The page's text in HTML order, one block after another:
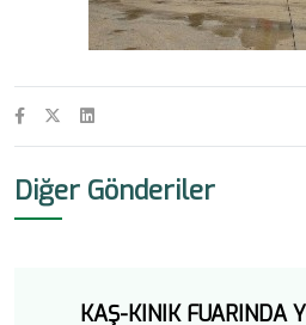
Diğer Gönderiler
KAŞ-KINIK FUARINDA